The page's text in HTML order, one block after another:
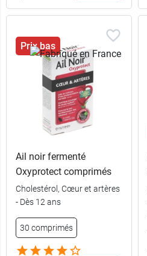
Prix bas
Ail noir fermenté
Oxyprotect comprimés
Cholestérol, Cœur et artères
- Dès 12 ans
30 comprimés